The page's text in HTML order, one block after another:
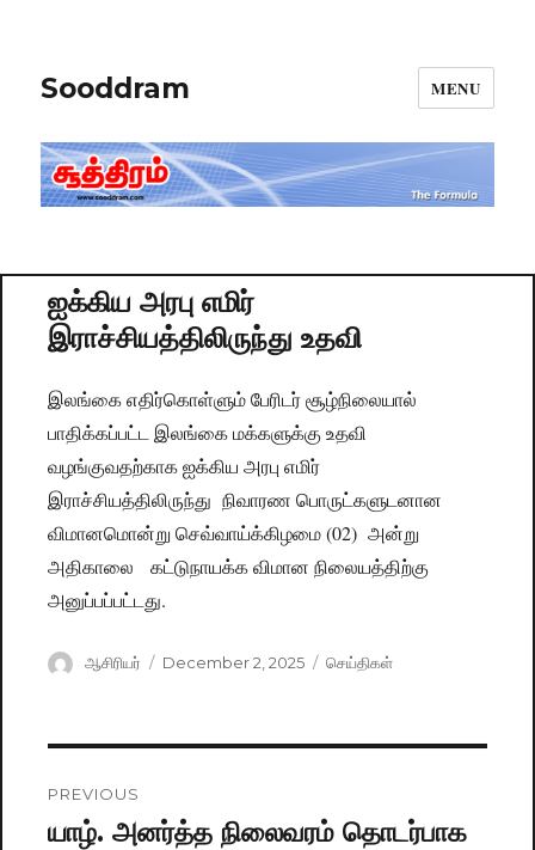
Sooddram MENU
ஐக்கிய அரபு எமிர்
இராச்சியத்திலிருந்து உதவி
இலங்கை எதிர்கொள்ளும் பேரிடர் சூழ்நிலையால்
பாதிக்கப்பட்ட இலங்கை மக்களுக்கு உதவி
வழங்குவதற்காக ஐக்கிய அரபு எமிர்
இராச்சியத்திலிருந்து நிவாரண பொருட்களுடனான
விமானமொன்று செவ்வாய்க்கிழமை (02) அன்று
அதிகாலை கட்டுநாயக்க விமான நிலையத்திற்கு
அனுப்பப்பட்டது.
Author
ஆசிரியர்
Posted
December 2, 2025 Categories
செய்திகள்
navigation
PREVIOUS
Previous
யாழ். அனர்த்த நிலைவரம் தொடர்பாக